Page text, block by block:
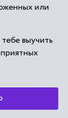
или
выучить